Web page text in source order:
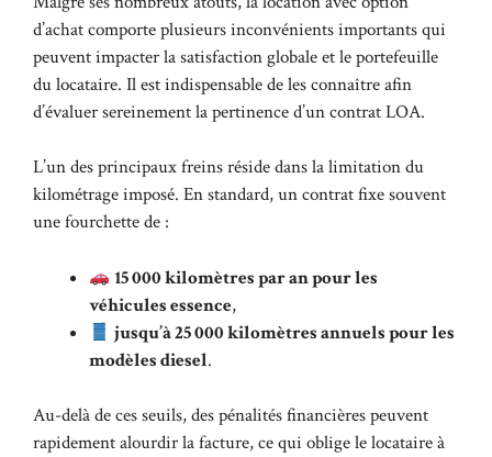
d’achat comporte plusieurs inconvénients importants qui
peuvent impacter la satisfaction globale et le portefeuille
du locataire. Il est indispensable de les connaître afin
d’évaluer sereinement la pertinence d’un contrat LOA.
L’un des principaux freins réside dans la limitation du
kilométrage imposé. En standard, un contrat fixe souvent
une fourchette de :
15 000 kilomètres par an pour les
véhicules essence,
jusqu’à 25 000 kilomètres annuels pour les
modèles diesel.
Au-delà de ces seuils, des pénalités financières peuvent
rapidement alourdir la facture, ce qui oblige le locataire à